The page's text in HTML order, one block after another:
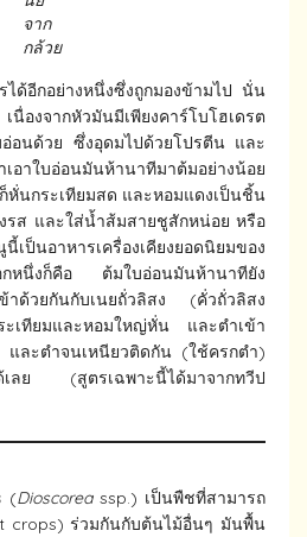
จาก
กล้วย
ได้อีกอย่างหนึ่งซึ่งถูกมองข้ามไป นั่น
องจากหัวมันมีเพียงคาร์โบโฮเดรต
อ่อนด้วย ซึ่งอุดมไปด้วยโปรตีน และ
บอ่อนมันห้านาทีมาต้มอย่างน้อย
นกระเทียมสด และหอมแดงเป็นชิ้น
รส และใส่น้ำส้มสายชูสักหน่อย หรือ
เป็นอาหารเครื่องเคียงยอดนิยมของ
หนึ่งก็คือ ต้มใบอ่อนมันห้านาทียัง
ข้าด้วยกันกับเนยถั่วลิสง (คั่วถั่วลิสง
ะเทียมและหอมใหญ่หั่น และตำเข้า
และตำจนเหนียวติดกัน (ใช้ครกตำ)
ด้เลย (สูตรเฉพาะนี้ได้มาจากทวีป
(Dioscoreassp.) เป็นพืชที่สามารถ
crops) ร่วมกันกับต้นไม้อื่นๆ มันพื้น